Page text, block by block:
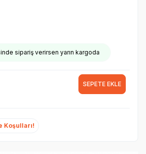
sipariş verirsen yarın kargoda
SEPETE EKLE
Koşulları!